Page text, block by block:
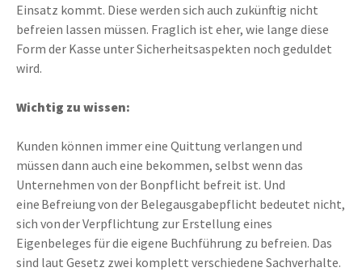
Einsatz kommt. Diese werden sich auch zukünftig nicht
befreien lassen müssen. Fraglich ist eher, wie lange diese
Form der Kasse unter Sicherheitsaspekten noch geduldet
wird.
Wichtig zu wissen:
Kunden können immer eine Quittung verlangen und
müssen dann auch eine bekommen, selbst wenn das
Unternehmen von der Bonpflicht befreit ist. Und
eine Befreiung von der Belegausgabepflicht bedeutet nicht,
sich von der Verpflichtung zur Erstellung eines
Eigenbeleges für die eigene Buchführung zu befreien. Das
sind laut Gesetz zwei komplett verschiedene Sachverhalte.